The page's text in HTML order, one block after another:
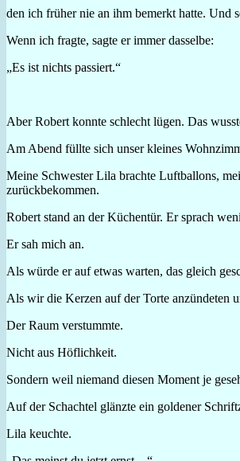
den ich früher nie an ihm bemerkt hatte. Und
Wenn ich fragte, sagte er immer dasselbe:
„Es ist nichts passiert.“
Aber Robert konnte schlecht lügen. Das
Am Abend füllte sich unser kleines
Meine Schwester Lila brachte Luftballons,
zurückbekommen.
Robert stand an der Küchentür. Er sprach
Er sah mich an.
Als würde er auf etwas warten, das gleich
Als wir die Kerzen auf der Torte anzündeten
Der Raum verstummte.
Nicht aus Höflichkeit.
Sondern weil niemand diesen Moment je
Auf der Schachtel glänzte ein goldener
Lila keuchte.